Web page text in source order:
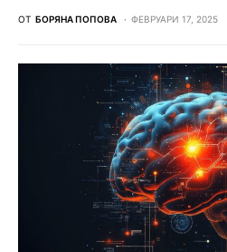
ОТ БОРЯНА ПОПОВА ФЕВРУАРИ 17, 2025